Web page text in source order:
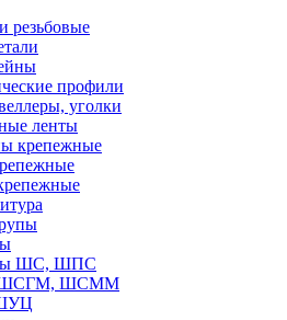
резьбовые
профили
уголки
ленты
крепежные
ШС, ШПС
ШСММ